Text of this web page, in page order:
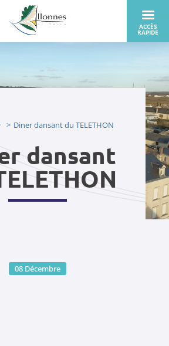
Diner dansant du TELETHON
dansant
08 Décembre